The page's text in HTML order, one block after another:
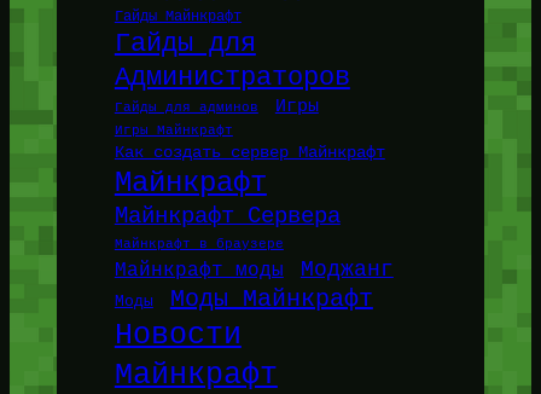
Гайды Майнкрафт
Гайды для
Администраторов
Гайды для админов Игры
Игры Майнкрафт
Как создать сервер Майнкрафт
Майнкрафт
Майнкрафт Сервера
Майнкрафт в браузере
Майнкрафт моды Моджанг
Моды Моды Майнкрафт
Новости
Майнкрафт